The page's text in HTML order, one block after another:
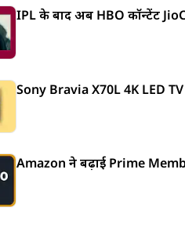
IPL के बाद अब HBO कॉन्टेंट
Sony Bravia X70L 4K LED
Amazon ने बढ़ाई Prime